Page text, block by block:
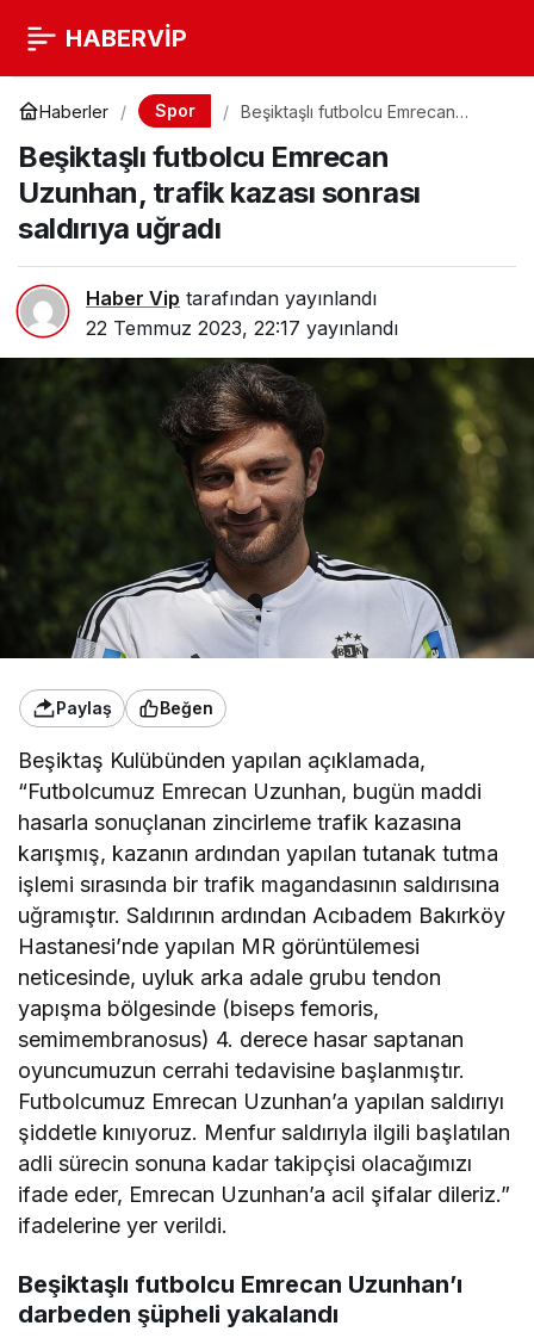
HABERVİP
Haberler Spor
Beşiktaşlı futbolcu Emrecan
saldırıya uğradı
Beşiktaşlı futbolcu Emrecan
Uzunhan, trafik kazası sonrası
saldırıya uğradı
Haber Vip tarafından yayınlandı
22 Temmuz 2023, 22:17 yayınlandı
Paylaş Beğen
Beşiktaş Kulübünden yapılan açıklamada,
“Futbolcumuz Emrecan Uzunhan, bugün maddi
hasarla sonuçlanan zincirleme trafik kazasına
karışmış, kazanın ardından yapılan tutanak tutma
işlemi sırasında bir trafik magandasının saldırısına
uğramıştır. Saldırının ardından Acıbadem Bakırköy
Hastanesi’nde yapılan MR görüntülemesi
neticesinde, uyluk arka adale grubu tendon
yapışma bölgesinde (biseps femoris,
semimembranosus) 4. derece hasar saptanan
oyuncumuzun cerrahi tedavisine başlanmıştır.
Futbolcumuz Emrecan Uzunhan’a yapılan saldırıyı
şiddetle kınıyoruz. Menfur saldırıyla ilgili başlatılan
adli sürecin sonuna kadar takipçisi olacağımızı
ifade eder, Emrecan Uzunhan’a acil şifalar dileriz.”
ifadelerine yer verildi.
Beşiktaşlı futbolcu Emrecan Uzunhan’ı
darbeden şüpheli yakalandı